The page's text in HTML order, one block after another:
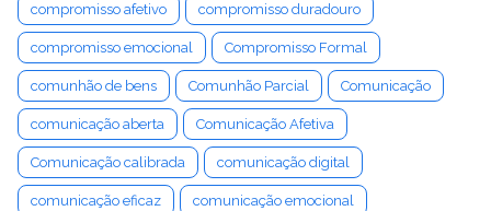
compromisso afetivo compromisso duradouro
compromisso emocional Compromisso Formal
comunhão de bens Comunhão Parcial Comunicação
comunicação aberta Comunicação Afetiva
Comunicação calibrada comunicação digital
comunicação eficaz comunicação emocional